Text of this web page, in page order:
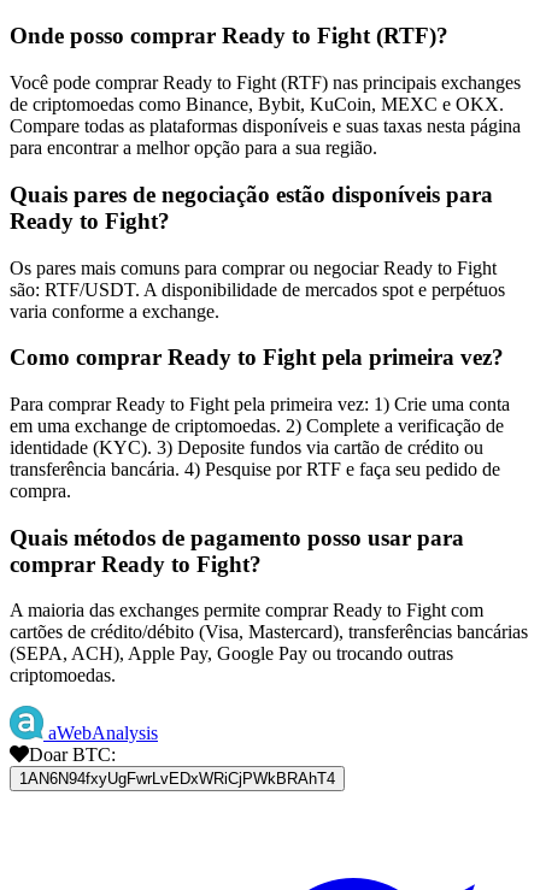
Onde posso comprar Ready to Fight (RTF)?
Você pode comprar Ready to Fight (RTF) nas principais exchanges
de criptomoedas como Binance, Bybit, KuCoin, MEXC e OKX.
Compare todas as plataformas disponíveis e suas taxas nesta página
para encontrar a melhor opção para a sua região.
Quais pares de negociação estão disponíveis para
Ready to Fight?
Os pares mais comuns para comprar ou negociar Ready to Fight
são: RTF/USDT. A disponibilidade de mercados spot e perpétuos
varia conforme a exchange.
Como comprar Ready to Fight pela primeira vez?
Para comprar Ready to Fight pela primeira vez: 1) Crie uma conta
em uma exchange de criptomoedas. 2) Complete a verificação de
identidade (KYC). 3) Deposite fundos via cartão de crédito ou
transferência bancária. 4) Pesquise por RTF e faça seu pedido de
compra.
Quais métodos de pagamento posso usar para
comprar Ready to Fight?
A maioria das exchanges permite comprar Ready to Fight com
cartões de crédito/débito (Visa, Mastercard), transferências bancárias
(SEPA, ACH), Apple Pay, Google Pay ou trocando outras
criptomoedas.
aWebAnalysis
Doar BTC:
1AN6N94fxyUgFwrLvEDxWRiCjPWkBRAhT4